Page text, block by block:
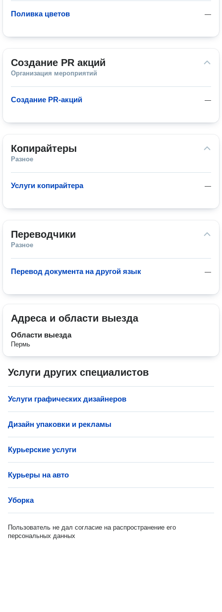
—
Поливка цветов
Создание PR акций
Организация мероприятий
—
Создание PR-акций
Копирайтеры
Разное
—
Услуги копирайтера
Переводчики
Разное
—
Перевод документа на другой язык
Адреса и области выезда
Области выезда
Пермь
Услуги других специалистов
Услуги графических дизайнеров
Дизайн упаковки и рекламы
Курьерские услуги
Курьеры на авто
Уборка
Пользователь не дал согласие на распространение его
персональных данных